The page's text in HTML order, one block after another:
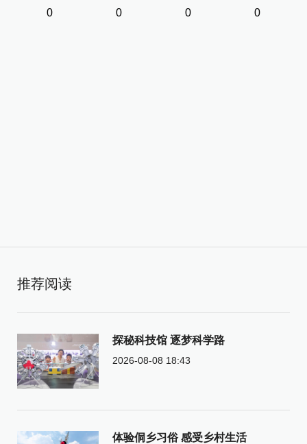
0 0 0 0
推荐阅读
探秘科技馆 逐梦科学路
2026-08-08 18:43
体验侗乡习俗 感受乡村生活